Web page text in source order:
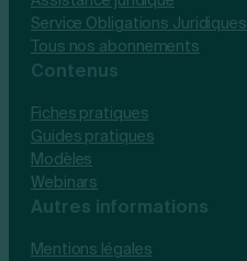
Service Obligations Juridiques
Tous nos abonnements
Contenus
Fiches pratiques
Guides pratiques
Modèles
Webinars
Autres informations
Mentions légales